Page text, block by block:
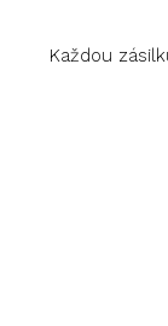
Každou